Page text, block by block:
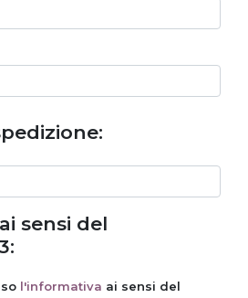
sensi del
l'informativa ai sensi del